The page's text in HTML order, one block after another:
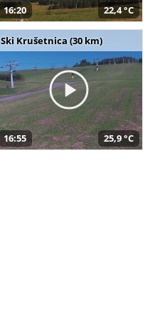
16:20 22,4 °C
Ski Krušetnica (30 km)
16:55 25,9 °C